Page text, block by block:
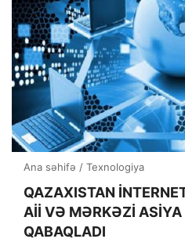
Ana səhifə / Texnologiya
QAZAXISTAN
Aİİ VƏ MƏRKƏZİ
QABAQLADI